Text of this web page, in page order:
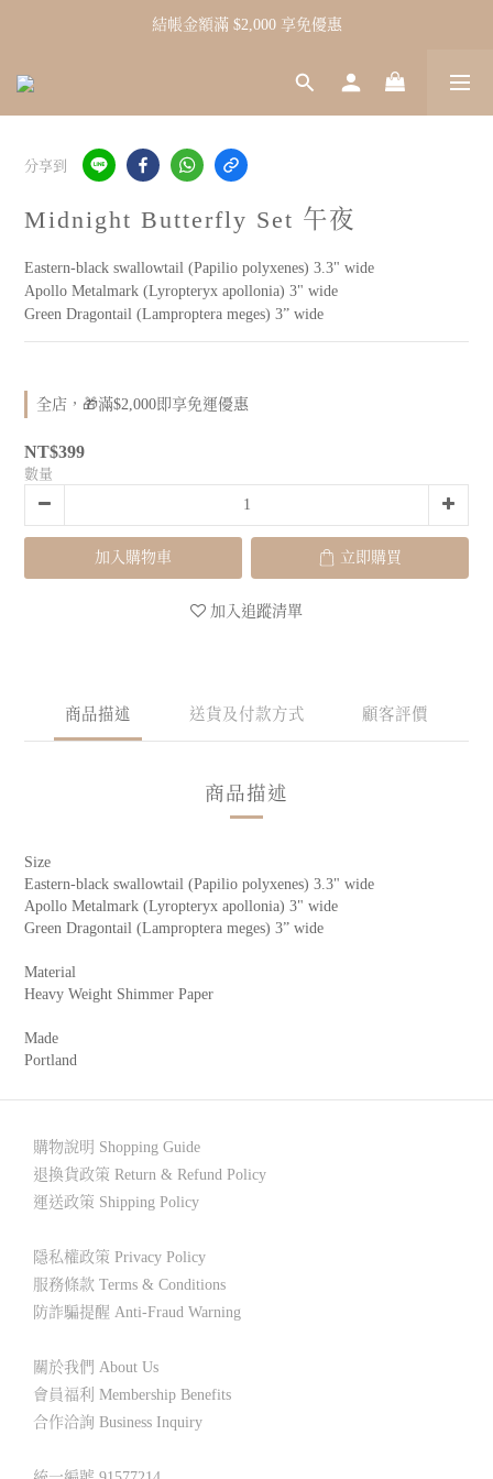
結帳金額滿 $2,000 享免優惠
分享到
Midnight Butterfly Set 午夜
Eastern-black swallowtail (Papilio polyxenes) 3.3" wide
Apollo Metalmark (Lyropteryx apollonia) 3" wide
Green Dragontail (Lamproptera meges) 3” wide
全店，🎁滿$2,000即享免運優惠
NT$399
數量
加入購物車 立即購買
加入追蹤清單
商品描述 送貨及付款方式 顧客評價
商品描述
Size
Eastern-black swallowtail (Papilio polyxenes) 3.3" wide
Apollo Metalmark (Lyropteryx apollonia) 3" wide
Green Dragontail (Lamproptera meges) 3” wide
Material
Heavy Weight Shimmer Paper
Made
Portland
購物說明 Shopping Guide
退換貨政策 Return & Refund Policy
運送政策 Shipping Policy
隱私權政策 Privacy Policy
服務條款 Terms & Conditions
防詐騙提醒 Anti-Fraud Warning
關於我們 About Us
會員福利 Membership Benefits
合作洽詢 Business Inquiry